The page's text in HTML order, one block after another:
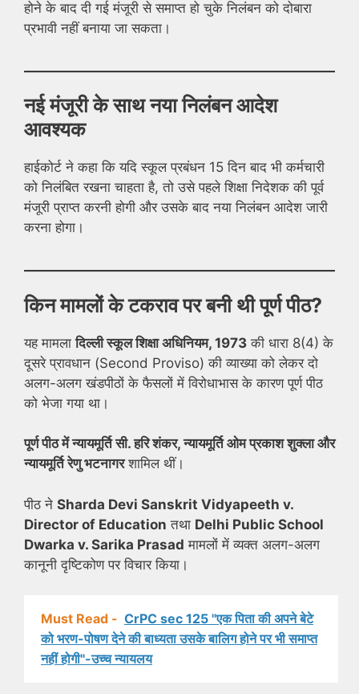
होने के बाद दी गई मंजूरी से समाप्त हो चुके निलंबन को दोबारा
प्रभावी नहीं बनाया जा सकता।
नई मंजूरी के साथ नया निलंबन आदेश
आवश्यक
हाईकोर्ट ने कहा कि यदि स्कूल प्रबंधन 15 दिन बाद भी कर्मचारी
को निलंबित रखना चाहता है, तो उसे पहले शिक्षा निदेशक की पूर्व
मंजूरी प्राप्त करनी होगी और उसके बाद नया निलंबन आदेश जारी
करना होगा।
किन मामलों के टकराव पर बनी थी पूर्ण पीठ?
यह मामलादिल्ली स्कूल शिक्षा अधिनियम, 1973 की धारा 8(4) के
दूसरे प्रावधान (Second Proviso) की व्याख्या को लेकर दो
अलग-अलग खंडपीठों के फैसलों में विरोधाभास के कारण पूर्ण पीठ
को भेजा गया था।
पूर्ण पीठ में न्यायमूर्ति सी. हरि शंकर, न्यायमूर्ति ओम प्रकाश शुक्ला और
न्यायमूर्ति रेणु भटनागरशामिल थीं।
पीठ ने Sharda Devi Sanskrit Vidyapeeth v.
Director of Education तथा Delhi Public School
Dwarka v. Sarika Prasad मामलों में व्यक्त अलग-अलग
कानूनी दृष्टिकोण पर विचार किया।
Must Read - CrPC sec 125 ''एक पिता की अपने बेटे
को भरण-पोषण देने की बाध्यता उसके बालिग होने पर भी समाप्त
नहीं होगी''-उच्च न्यायलय